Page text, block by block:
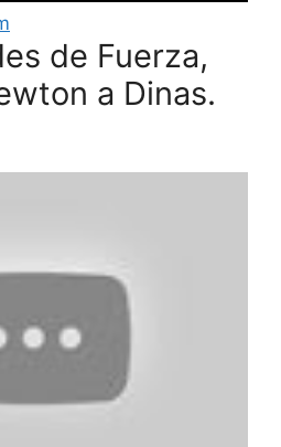
de Fuerza,
a Dinas.